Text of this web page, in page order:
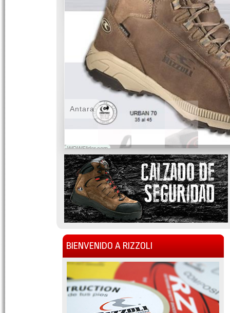
WOWSlider.com
Antara
BIENVENIDO A RIZZOLI